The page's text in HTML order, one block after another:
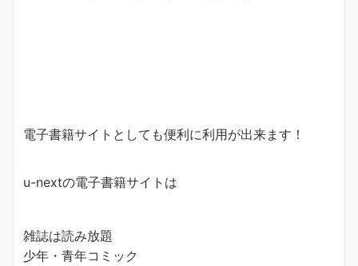
電子書籍サイトとしても便利に利用が出来ます！
u-nextの電子書籍サイトは
雑誌は読み放題
少年・青年コミック